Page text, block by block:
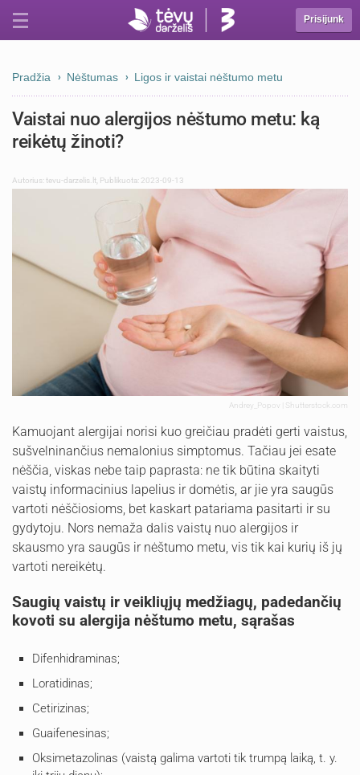
Prisijunk
Pradžia Nėštumas Ligos ir vaistai nėštumo metu
Vaistai nuo alergijos nėštumo metu: ką
reikėtų žinoti?
Autorius:tevu-darzelis.lt Publikuota: 2023-09-13
Andrey_Popov | Shutterstock.com
Kamuojant alergijai norisi kuo greičiau pradėti gerti vaistus,
sušvelninančius nemalonius simptomus. Tačiau jei esate
nėščia, viskas nebe taip paprasta: ne tik būtina skaityti
vaistų informacinius lapelius ir domėtis, ar jie yra saugūs
vartoti nėščiosioms, bet kaskart patariama pasitarti ir su
gydytoju. Nors nemaža dalis vaistų nuo alergijos ir
skausmo yra saugūs ir nėštumo metu, vis tik kai kurių iš jų
vartoti nereikėtų.
Saugių vaistų ir veikliųjų medžiagų, padedančių
kovoti su alergija nėštumo metu, sąrašas
Difenhidraminas;
Loratidinas;
Cetirizinas;
Guaifenesinas;
Oksimetazolinas (vaistą galima vartoti tik trumpą laiką, t. y.